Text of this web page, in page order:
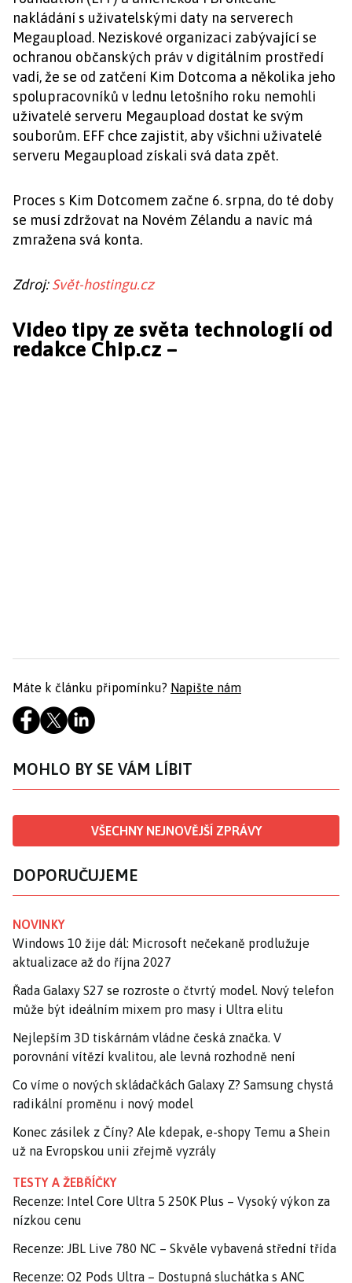
nakládání s uživatelskými daty na serverech
Megaupload. Neziskové organizaci zabývající se
ochranou občanských práv v digitálním prostředí
vadí, že se od zatčení Kim Dotcoma a několika jeho
spolupracovníků v lednu letošního roku nemohli
uživatelé serveru Megaupload dostat ke svým
souborům. EFF chce zajistit, aby všichni uživatelé
serveru Megaupload získali svá data zpět.
Proces s Kim Dotcomem začne 6. srpna, do té doby
se musí zdržovat na Novém Zélandu a navíc má
zmražena svá konta.
Zdroj:Svět-hostingu.cz
Video tipy ze světa technologií od
redakce Chip.cz –
Máte k článku připomínku? Napište nám
MOHLO BY SE VÁM LÍBIT
VŠECHNY NEJNOVĚJŠÍ ZPRÁVY
DOPORUČUJEME
NOVINKY
Windows 10 žije dál: Microsoft nečekaně prodlužuje
aktualizace až do října 2027
Řada Galaxy S27 se rozroste o čtvrtý model. Nový telefon
může být ideálním mixem pro masy i Ultra elitu
Nejlepším 3D tiskárnám vládne česká značka. V
porovnání vítězí kvalitou, ale levná rozhodně není
Co víme o nových skládačkách Galaxy Z? Samsung chystá
radikální proměnu i nový model
Konec zásilek z Číny? Ale kdepak, e-shopy Temu a Shein
už na Evropskou unii zřejmě vyzrály
TESTY A ŽEBŘÍČKY
Recenze: Intel Core Ultra 5 250K Plus – Vysoký výkon za
nízkou cenu
Recenze: JBL Live 780 NC – Skvěle vybavená střední třída
Recenze: O2 Pods Ultra – Dostupná sluchátka s ANC